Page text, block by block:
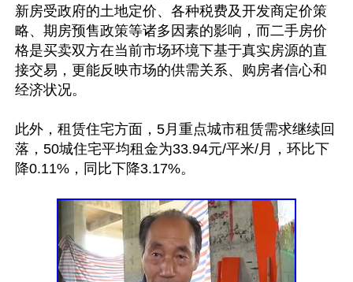
新房受政府的土地定价、各种税费及开发商定价策
略、期房预售政策等诸多因素的影响，而二手房价
格是买卖双方在当前市场环境下基于真实房源的直
接交易，更能反映市场的供需关系、购房者信心和
经济状况。
此外，租赁住宅方面，5月重点城市租赁需求继续回
落，50城住宅平均租金为33.94元/平米/月，环比下
降0.11%，同比下降3.17%。